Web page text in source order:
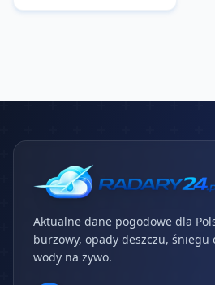
Aktualne dane pogodowe dla
burzowy, opady deszczu,
wody na żywo.